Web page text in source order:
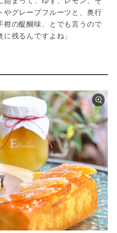
やグレープフルーツと、奥行
柑の醍醐味、とでも言うので
残るんですよね」